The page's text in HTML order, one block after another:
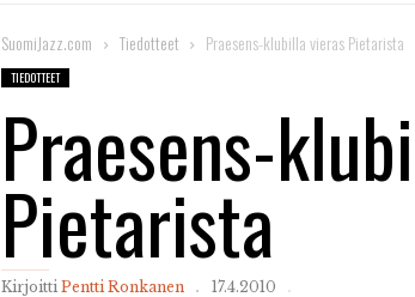
SuomiJazz.com Tiedotteet Praesens-klubilla vieras Pietarista
TIEDOTTEET
Praesens-
Pietarista
Kirjoitti Pentti Ronkanen 17.4.2010